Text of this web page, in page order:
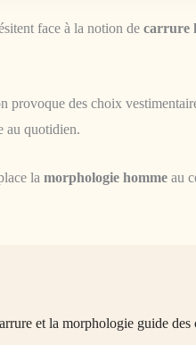
face à la notion de carrure
provoque des choix
au quotidien.
la morphologie homme au
et la morphologie guide